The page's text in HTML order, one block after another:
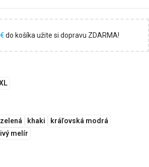
€do košíka užite si dopravu ZDARMA!
khaki
kráľovská modrá
melír